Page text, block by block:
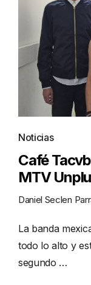
Noticias
Café
MTV
Daniel Seclen
La banda
todo lo alto y
segundo …